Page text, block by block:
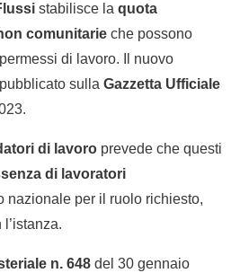
stabilisce la quota
comunitarie che possono
di lavoro. Il nuovo
sulla Gazzetta Ufficiale
di lavoro prevede che questi
di lavoratori
nazionale per il ruolo richiesto,
n. 648 del 30 gennaio